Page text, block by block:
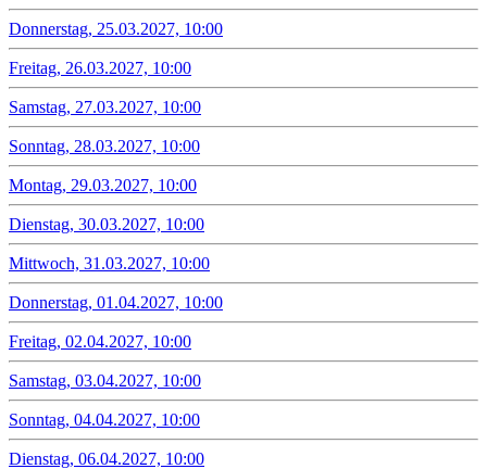
Donnerstag, 25.03.2027, 10:00
Freitag, 26.03.2027, 10:00
Samstag, 27.03.2027, 10:00
Sonntag, 28.03.2027, 10:00
Montag, 29.03.2027, 10:00
Dienstag, 30.03.2027, 10:00
Mittwoch, 31.03.2027, 10:00
Donnerstag, 01.04.2027, 10:00
Freitag, 02.04.2027, 10:00
Samstag, 03.04.2027, 10:00
Sonntag, 04.04.2027, 10:00
Dienstag, 06.04.2027, 10:00